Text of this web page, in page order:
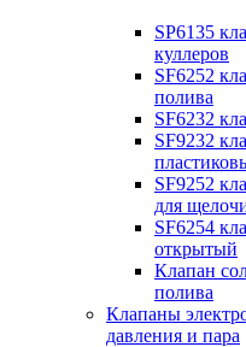
SP6135
куллеров
SF6252
полива
SF6232
SF9232
SF9252
для
SF6254
открытый
Клапан
полива
Клапаны
давления и пара